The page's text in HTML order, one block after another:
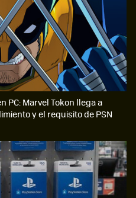
PC: Marvel Tokon llega a
y el requisito de PSN